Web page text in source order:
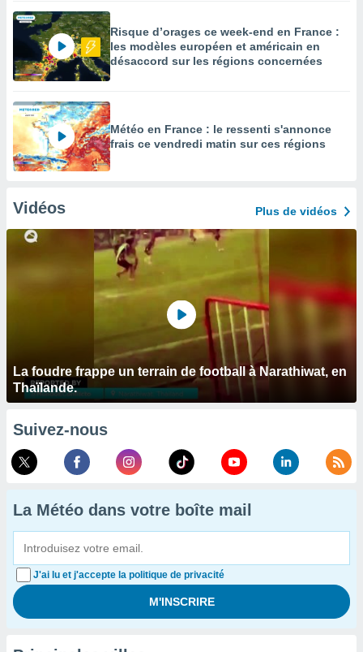
Risque d’orages ce week-end en France :
les modèles européen et américain en
désaccord sur les régions concernées
Météo en France : le ressenti s'annonce
frais ce vendredi matin sur ces régions
Vidéos Plus de vidéos
La foudre frappe un terrain de football à Narathiwat, en
Thaïlande.
Suivez-nous
La Météo dans votre boîte mail
J'ai lu et j'accepte la politique de privacité